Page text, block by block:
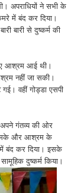
अपराधियों ने सभी के
में बंद कर दिया।
बारी से दुष्कर्म की
आश्रम आई थी।
नहीं जा सकी।
वहीं गोड्डा एसपी
गंतव्य की ओर
धमके और आश्रम के
बंद कर दिया। इसके
दुष्कर्म किया।